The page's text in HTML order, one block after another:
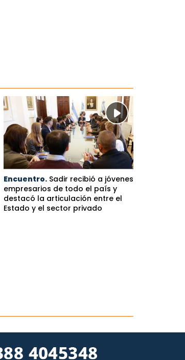
Encuentro. Sadir recibió a jóvenes
empresarios de todo el país y
destacó la articulación entre el
Estado y el sector privado